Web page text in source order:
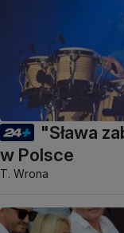
"Sława
w Polsce
T. Wrona